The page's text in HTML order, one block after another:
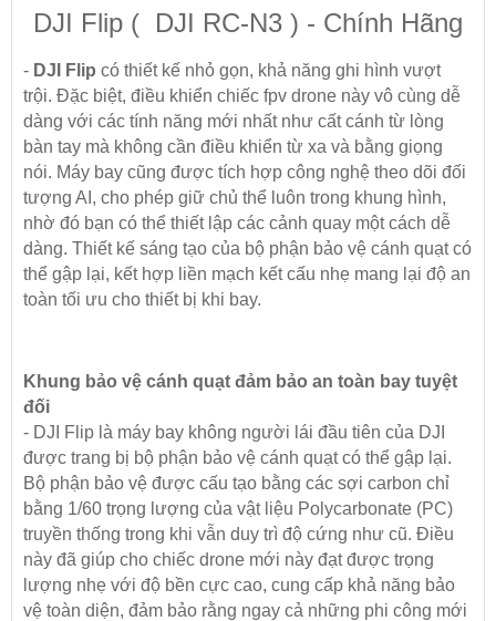
DJI Flip ( DJI RC-N3 ) - Chính Hãng
- DJI Flip có thiết kế nhỏ gọn, khả năng ghi hình vượt
trội. Đặc biệt, điều khiển chiếc fpv drone này vô cùng dễ
dàng với các tính năng mới nhất như cất cánh từ lòng
bàn tay mà không cần điều khiển từ xa và bằng giọng
nói. Máy bay cũng được tích hợp công nghệ theo dõi đối
tượng AI, cho phép giữ chủ thể luôn trong khung hình,
nhờ đó bạn có thể thiết lập các cảnh quay một cách dễ
dàng. Thiết kế sáng tạo của bộ phận bảo vệ cánh quạt có
thể gập lại, kết hợp liền mạch kết cấu nhẹ mang lại độ an
toàn tối ưu cho thiết bị khi bay.
Khung bảo vệ cánh quạt đảm bảo an toàn bay tuyệt
đối
- DJI Flip là máy bay không người lái đầu tiên của DJI
được trang bị bộ phận bảo vệ cánh quạt có thể gập lại.
Bộ phận bảo vệ được cấu tạo bằng các sợi carbon chỉ
bằng 1/60 trọng lượng của vật liệu Polycarbonate (PC)
truyền thống trong khi vẫn duy trì độ cứng như cũ. Điều
này đã giúp cho chiếc drone mới này đạt được trọng
lượng nhẹ với độ bền cực cao, cung cấp khả năng bảo
vệ toàn diện, đảm bảo rằng ngay cả những phi công mới